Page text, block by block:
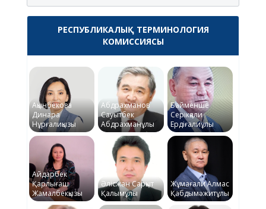
РЕСПУБЛИКАЛЫҚ ТЕРМИНОЛОГИЯ
КОМИССИЯСЫ
Ақынбекова
Динара
Нұрғалиқызы
Абдрахманов
Сауытбек
Абдрахманұлы
Байменше
Серікқали
Ердіғалиұлы
Айдарбек
Қарлығаш
Жамалбекқызы
Әлісжан Сарқыт
Қалымұлы
Жұмағали Алмас
Қабдымәжитұлы